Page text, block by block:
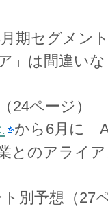
期セグメン
」は間違い
24ページ）
から6月に「
とのアライ
別予想（27